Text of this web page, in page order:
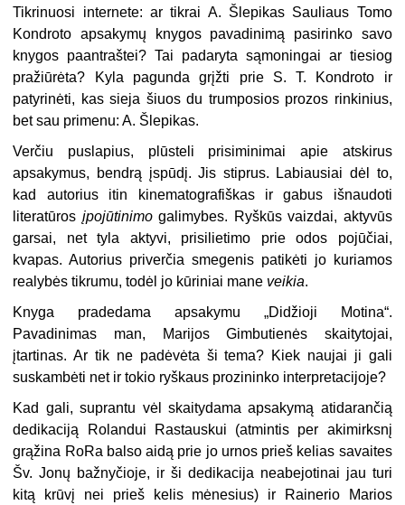
Tikrinuosi internete: ar tikrai A. Šlepikas Sauliaus Tomo
Kondroto apsakymų knygos pavadinimą pasirinko savo
knygos paantraštei? Tai padaryta sąmoningai ar tiesiog
pražiūrėta? Kyla pagunda grįžti prie S. T. Kondroto ir
patyrinėti, kas sieja šiuos du trumposios prozos rinkinius,
bet sau primenu: A. Šlepikas.
Verčiu puslapius, plūsteli prisiminimai apie atskirus
apsakymus, bendrą įspūdį. Jis stiprus. Labiausiai dėl to,
kad autorius itin kinematografiškas ir gabus išnaudoti
literatūros įpojūtinimogalimybes. Ryškūs vaizdai, aktyvūs
garsai, net tyla aktyvi, prisilietimo prie odos pojūčiai,
kvapas. Autorius priverčia smegenis patikėti jo kuriamos
realybės tikrumu, todėl jo kūriniai mane veikia.
Knyga pradedama apsakymu „Didžioji Motina“.
Pavadinimas man, Marijos Gimbutienės skaitytojai,
įtartinas. Ar tik ne padėvėta ši tema? Kiek naujai ji gali
suskambėti net ir tokio ryškaus prozininko interpretacijoje?
Kad gali, suprantu vėl skaitydama apsakymą atidarančią
dedikaciją Rolandui Rastauskui (atmintis per akimirksnį
grąžina RoRa balso aidą prie jo urnos prieš kelias savaites
Šv. Jonų bažnyčioje, ir ši dedikacija neabejotinai jau turi
kitą krūvį nei prieš kelis mėnesius) ir Rainerio Marios